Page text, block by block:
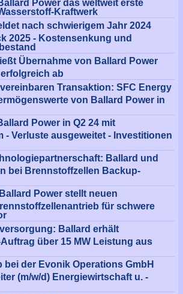
Power das weltweit erste
Kraftwerk
nach schwierigem Jahr 2024
2025 - Kostensenkung und
Übernahme von Ballard Power
ab
Transaktion: SFC Energy
von Ballard Power in
Power in Q2 24 mit
- Verluste ausgeweitet - Investitionen
Ballard und
bei Brennstoffzellen Backup-
Power stellt neuen
für schwere
Ballard erhält
über 15 MW Leistung aus
bei der Evonik Operations GmbH
(m/w/d) Energiewirtschaft u. -